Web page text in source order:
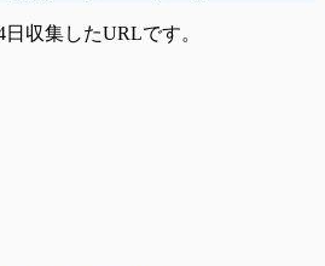
収集したURLです。